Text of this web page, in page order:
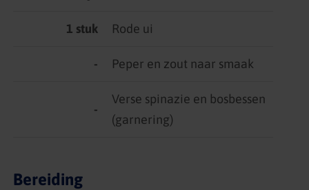
1 stuk Rode ui
- Peper en zout naar smaak
-
Verse spinazie en bosbessen
(garnering)
Bereiding